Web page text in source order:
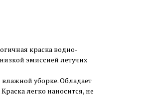
краска водно-
эмиссией летучих
влажной уборке. Обладает
легко наносится, не